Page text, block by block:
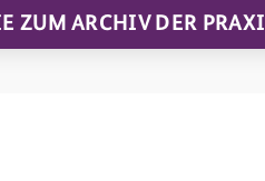
ZUM ARCHIV DER